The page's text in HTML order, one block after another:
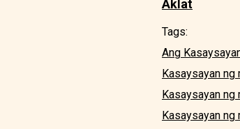
Aklat
Tags:
Ang
Kasaysayan
Kasaysayan
Kasaysayan